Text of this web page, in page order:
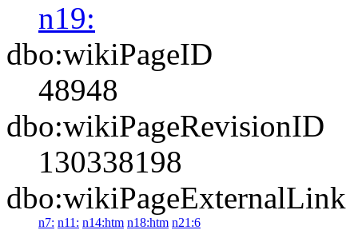
n19:
dbo:wikiPageID
48948
dbo:wikiPageRevisionID
130338198
dbo:wikiPageExternalLink
n7: n11: n14:htm n18:htm n21:6